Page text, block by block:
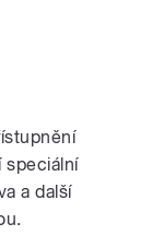
speciální
a další